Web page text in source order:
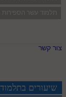
תלמוד עשר
צור קשר
שיעורים